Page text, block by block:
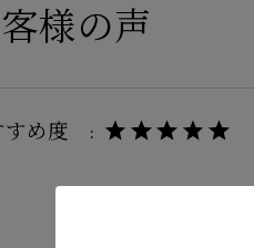
様の声
すめ度 :